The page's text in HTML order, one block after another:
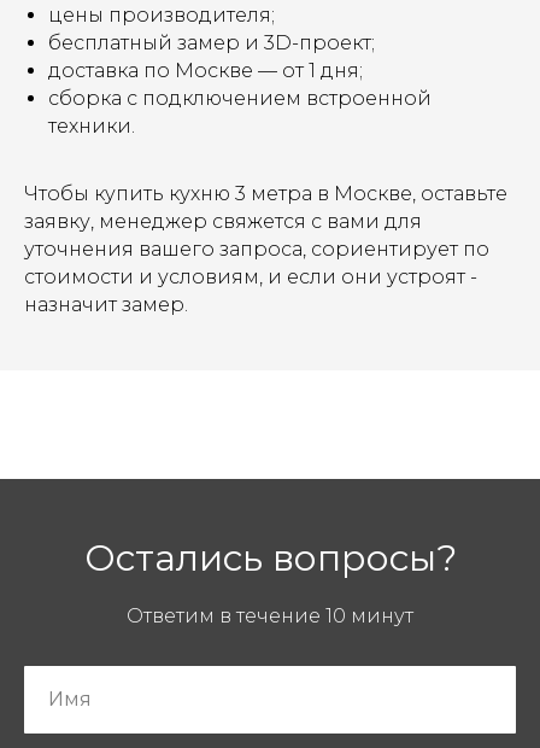
цены производителя;
бесплатный замер и 3D-проект;
доставка по Москве — от 1 дня;
сборка с подключением встроенной
техники.
Чтобы купить кухню 3 метра в Москве, оставьте
заявку, менеджер свяжется с вами для
уточнения вашего запроса, сориентирует по
стоимости и условиям, и если они устроят -
назначит замер.
Остались вопросы?
Ответим в течение 10 минут